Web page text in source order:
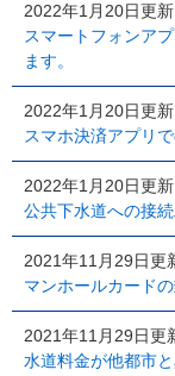
2022年1月20日更新
スマートフォンア
ます。
2022年1月20日更新
スマホ決済アプリ
2022年1月20日更新
公共下水道への接
2021年11月29日更
マンホールカード
2021年11月29日更
水道料金が他都市